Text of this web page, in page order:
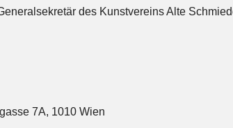
des Kunstvereins Alte
7A, 1010 Wien